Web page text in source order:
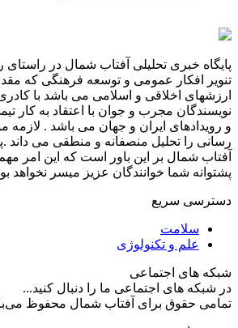
پایگاه خبری تحلیلی آفتاب شمال در
تنویر افکار عمومی و توسعه فرهنگی که
ارزشهای اخلاقی و اسلامی می باشد با
نویسندگان مجرب و جوان با اعتقاد به کار
و رویدادهای ایران و جهان می باشد . لازمه
رسانی را تحلیل منصفانه و منطقی می داند
آفتاب شمال بر این باور است که این امر
پشتوانه شما خوانندگان عزیز میسر نخواهد
دسترسی سریع
سلامت
علم و تکنولوژی
شبکه های اجتماعی
در شبکه های اجتماعی ما را دنبال کنید...
تمامی حقوق برای آفتاب شمال محفوظ